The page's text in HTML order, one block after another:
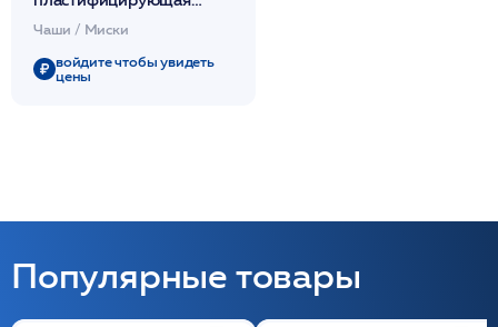
каучук 8х13см 1шт /
Чистовье
Чаши / Миски
войдите чтобы увидеть
цены
Популярные товары